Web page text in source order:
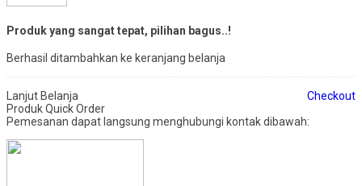
Produk yang sangat tepat, pilihan bagus..!
Berhasil ditambahkan ke keranjang belanja
Lanjut Belanja
Checkout
Produk Quick Order
Pemesanan dapat langsung menghubungi kontak dibawah: